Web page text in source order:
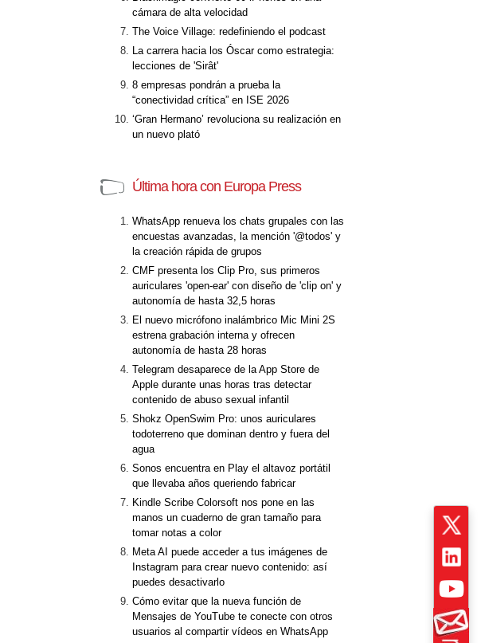
cámara de alta velocidad
The Voice Village: redefiniendo el podcast
La carrera hacia los Óscar como estrategia:
lecciones de 'Sirât'
8 empresas pondrán a prueba la
“conectividad crítica” en ISE 2026
‘Gran Hermano’ revoluciona su realización en
un nuevo plató
Última hora con Europa Press
WhatsApp renueva los chats grupales con las
encuestas avanzadas, la mención '@todos' y
la creación rápida de grupos
CMF presenta los Clip Pro, sus primeros
auriculares 'open-ear' con diseño de 'clip on' y
autonomía de hasta 32,5 horas
El nuevo micrófono inalámbrico Mic Mini 2S
estrena grabación interna y ofrecen
autonomía de hasta 28 horas
Telegram desaparece de la App Store de
Apple durante unas horas tras detectar
contenido de abuso sexual infantil
Shokz OpenSwim Pro: unos auriculares
todoterreno que dominan dentro y fuera del
agua
Sonos encuentra en Play el altavoz portátil
que llevaba años queriendo fabricar
Kindle Scribe Colorsoft nos pone en las
manos un cuaderno de gran tamaño para
tomar notas a color
Meta AI puede acceder a tus imágenes de
Instagram para crear nuevo contenido: así
puedes desactivarlo
Cómo evitar que la nueva función de
Mensajes de YouTube te conecte con otros
usuarios al compartir vídeos en WhatsApp